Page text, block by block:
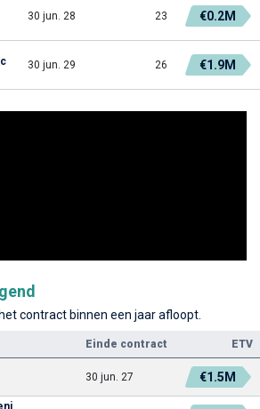
30 jun. 28 23 €0.2M
30 jun. 29 26 €1.9M
contract binnen een jaar afloopt.
Einde contract
ETV
30 jun. 27 €1.5M